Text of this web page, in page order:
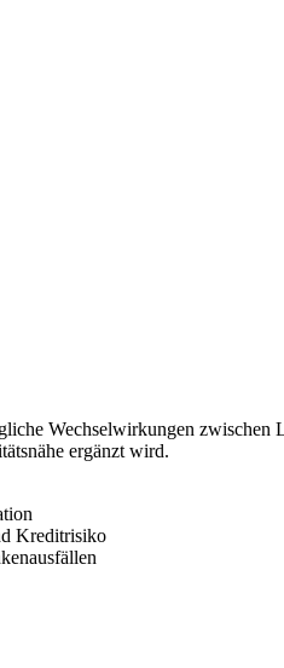
Wechselwirkungen
ergänzt wird.
Kreditrisiko